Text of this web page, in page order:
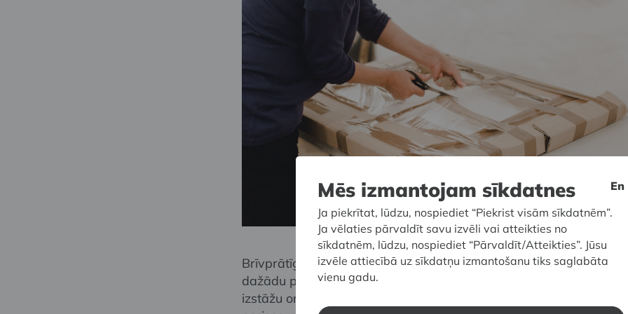
Brīvprātīgie darbinieki pēc nepieciešamības veic nelielus darbus,
dažādu pasākumu un nodarbību norisēs, palīdzot muzeja
izstāžu organizēšanā, iesaistoties materiālu tulkošanā,
En
Mēs izmantojam sīkdatnes
Ja piekrītat, lūdzu, nospiediet “Piekrist visām sīkdatnēm”.
Ja vēlaties pārvaldīt savu izvēli vai atteikties no
sīkdatnēm, lūdzu, nospiediet “Pārvaldīt/Atteikties”. Jūsu
izvēle attiecībā uz sīkdatņu izmantošanu tiks saglabāta
vienu gadu.